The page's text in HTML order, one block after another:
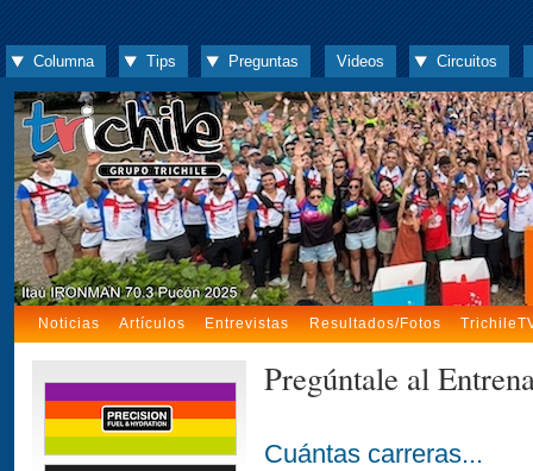
Columna Tips Preguntas Videos Circuitos
Noticias Artículos Entrevistas Resultados/Fotos
Pregúntale al
Cuántas carreras...